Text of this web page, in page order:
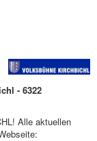
- 6322
Alle aktuellen